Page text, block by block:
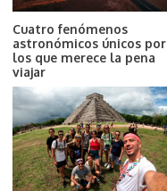
Cuatro fenómenos
astronómicos únicos por
los que merece la pena
viajar